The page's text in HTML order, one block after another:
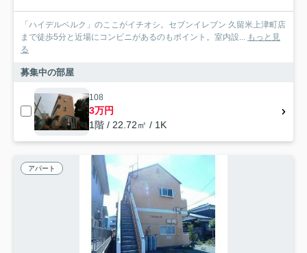
「ハイデルベルク」のここがイチオシ。セブンイレブン 久留米上津町店
まで徒歩5分と近場にコンビニがあるのもポイント。室内設... もっと見
る
募集中の部屋
108
3万円
1階 / 22.72㎡ / 1K
アパート